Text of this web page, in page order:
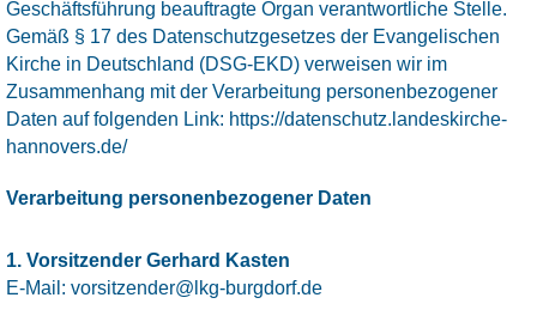
Geschäftsführung beauftragte Organ verantwortliche Stelle.
Gemäß § 17 des Datenschutzgesetzes der Evangelischen
Kirche in Deutschland (DSG-EKD) verweisen wir im
Zusammenhang mit der Verarbeitung personenbezogener
Daten auf folgenden Link: https://datenschutz.landeskirche-
hannovers.de/
Verarbeitung personenbezogener Daten
1. Vorsitzender Gerhard Kasten
E-Mail: vorsitzender@lkg-burgdorf.de